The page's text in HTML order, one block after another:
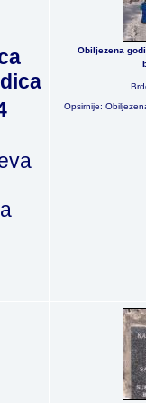
Obiljezena
Opsirnije: